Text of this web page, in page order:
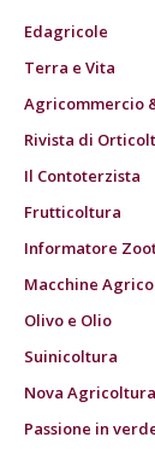
Edagricole
Terra e Vita
Agricommercio
Rivista di
Il Contoterzista
Frutticoltura
Informatore
Macchine
Olivo e Olio
Suinicoltura
Nova Agricoltura
Passione in